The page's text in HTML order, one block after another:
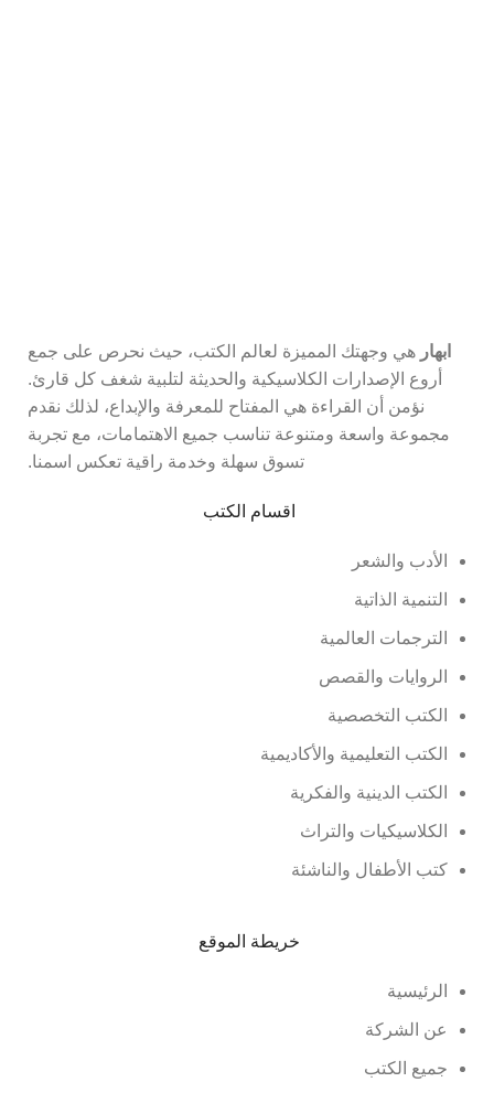
ابهار هي وجهتك المميزة لعالم الكتب، حيث نحرص على جمع
أروع الإصدارات الكلاسيكية والحديثة لتلبية شغف كل قارئ.
نؤمن أن القراءة هي المفتاح للمعرفة والإبداع، لذلك نقدم
مجموعة واسعة ومتنوعة تناسب جميع الاهتمامات، مع تجربة
تسوق سهلة وخدمة راقية تعكس اسمنا.
اقسام الكتب
الأدب والشعر
التنمية الذاتية
الترجمات العالمية
الروايات والقصص
الكتب التخصصية
الكتب التعليمية والأكاديمية
الكتب الدينية والفكرية
الكلاسيكيات والتراث
كتب الأطفال والناشئة
خريطة الموقع
الرئيسية
عن الشركة
جميع الكتب